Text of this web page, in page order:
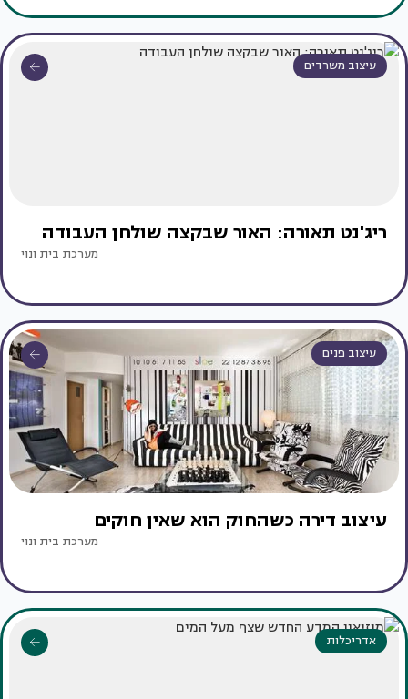
עיצוב משרדים
ריג'נט תאורה: האור שבקצה שולחן העבודה
מערכת בית ונוי
עיצוב פנים
עיצוב דירה כשהחוק הוא שאין חוקים
מערכת בית ונוי
אדריכלות